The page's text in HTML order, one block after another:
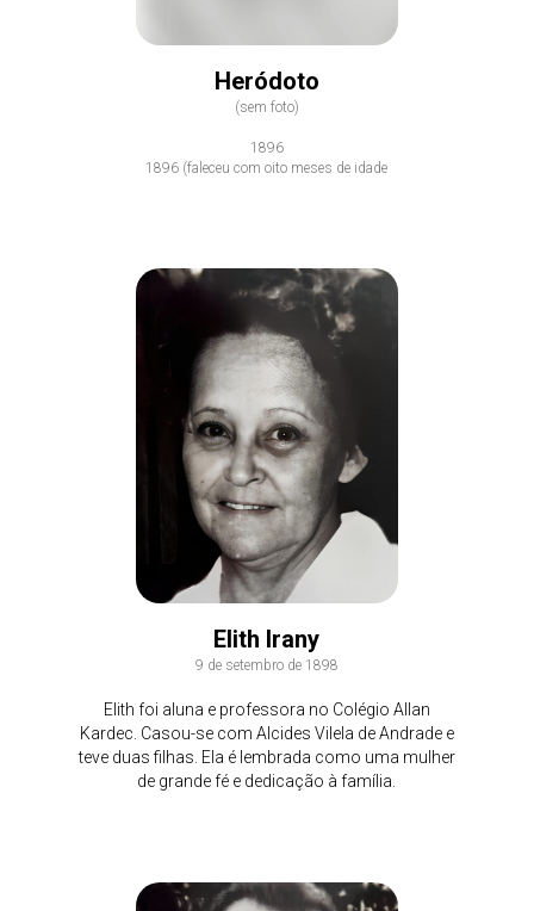
Heródoto
(sem foto)
1896
1896 (faleceu com oito meses de idade
Elith Irany
9 de setembro de 1898
Elith foi aluna e professora no Colégio Allan
Kardec. Casou-se com Alcides Vilela de Andrade e
teve duas filhas. Ela é lembrada como uma mulher
de grande fé e dedicação à família.